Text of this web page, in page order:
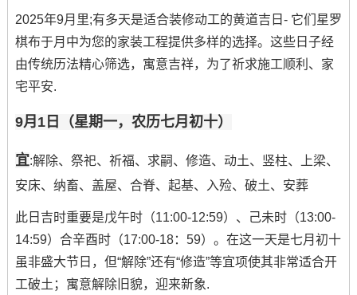
2025年9月里;有多天是适合装修动工的黄道吉日- 它们星罗
棋布于月中为您的家装工程提供多样的选择。这些日子经
由传统历法精心筛选，寓意吉祥，为了祈求施工顺利、家
宅平安.
9月1日（星期一，农历七月初十）
宜:解除、祭祀、祈福、求嗣、修造、动土、竖柱、上梁、
安床、纳畜、盖屋、合脊、起基、入殓、破土、安葬
此日吉时重要是戊午时（11:00-12:59）、己未时（13:00-
14:59）合辛酉时（17:00-18：59）。在这一天是七月初十
虽非盛大节日，但“解除”还有“修造”等宜项使其非常适合开
工破土；寓意解除旧貌，迎来新象.